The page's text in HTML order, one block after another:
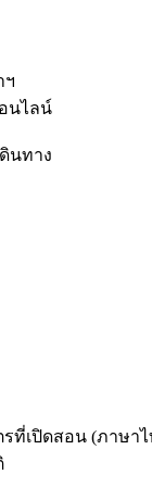
ฯ
นไลน์
นทาง
ที่เปิดสอน (ภาษาไ